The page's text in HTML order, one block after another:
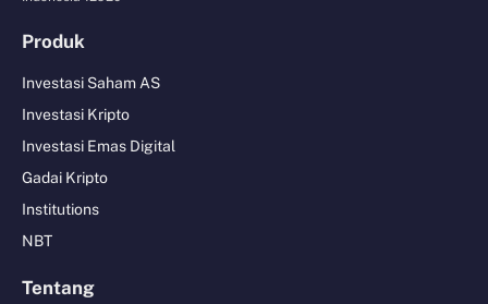
Produk
Investasi Saham AS
Investasi Kripto
Investasi Emas Digital
Gadai Kripto
Institutions
NBT
Tentang